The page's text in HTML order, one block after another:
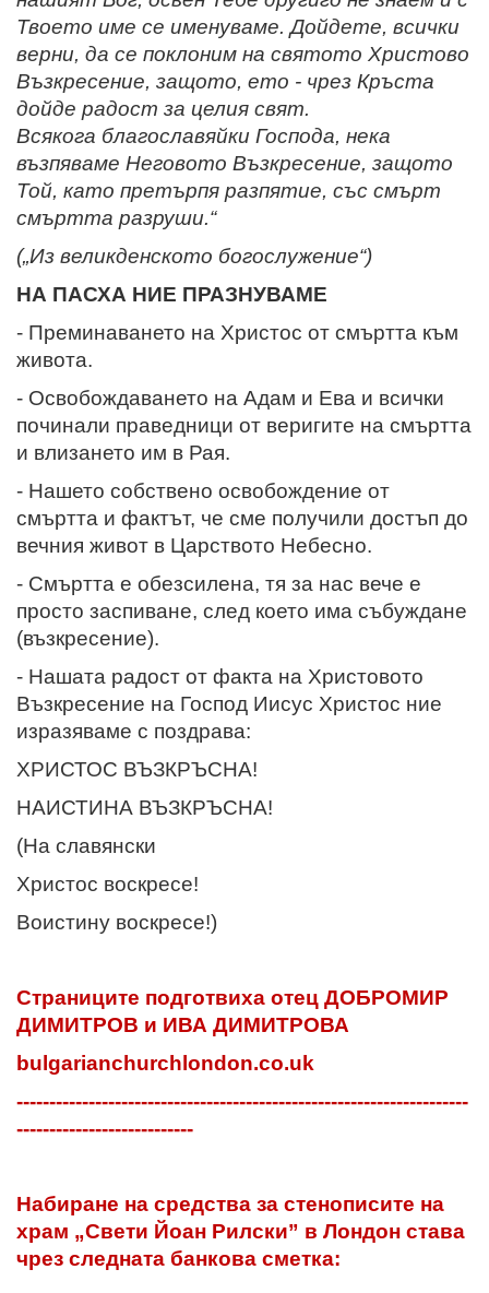
Твоето име се именуваме. Дойдете, всички
верни, да се поклоним на святото Христово
Възкресение, защото, ето - чрез Кръста
дойде радост за целия свят.
Всякога благославяйки Господа, нека
възпяваме Неговото Възкресение, защото
Той, като претърпя разпятие, със смърт
смъртта разруши.“
(„Из великденското богослужение“)
НА ПАСХА НИЕ ПРАЗНУВАМЕ
- Преминаването на Христос от смъртта към
живота.
- Освобождаването на Адам и Ева и всички
починали праведници от веригите на смъртта
и влизането им в Рая.
- Нашето собствено освобождение от
смъртта и фактът, че сме получили достъп до
вечния живот в Царството Небесно.
- Смъртта е обезсилена, тя за нас вече е
просто заспиване, след което има събуждане
(възкресение).
- Нашата радост от факта на Христовото
Възкресение на Господ Иисус Христос ние
изразяваме с поздрава:
ХРИСТОС ВЪЗКРЪСНА!
НАИСТИНА ВЪЗКРЪСНА!
(На славянски
Христос воскресе!
Воистину воскресе!)
Страниците подготвиха отец ДОБРОМИР
ДИМИТРОВ и ИВА ДИМИТРОВА
bulgarianchurchlondon.co.uk
---------------------------------------------------------------------
---------------------------
Набиране на средства за стенописите на
храм „Свети Йоан Рилски” в Лондон става
чрез следната банкова сметка: